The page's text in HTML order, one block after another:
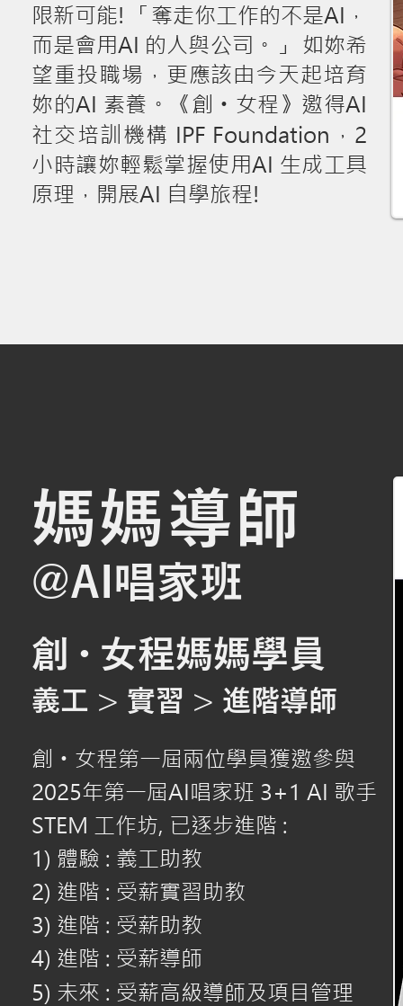
限新可能! 「奪走你工作的不是AI，
而是會用AI 的人與公司。」 如妳希
望重投職場，更應該由今天起培育
妳的AI 素養。《創 ・ 女程》邀得AI
社交培訓機構 IPF Foundation，2
小時讓妳輕鬆掌握使用AI 生成工具
原理，開展AI 自學旅程!
媽媽導師
@AI唱家班
創・ 女程媽媽學員
義工 > 實習 > 進階導師
創 ・ 女程第一屆兩位學員獲邀參與
2025年第一屆AI唱家班 3+1 AI 歌手
STEM 工作坊, 已逐步進階 :
1) 體驗 : 義工助教
2) 進階 : 受薪實習助教
3) 進階 : 受薪助教
4) 進階 : 受薪導師
5) 未來 : 受薪高級導師及項目管理